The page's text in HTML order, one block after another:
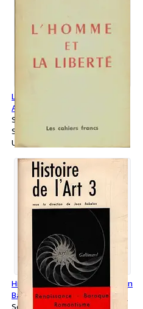
L'homme et la liberté - Ch.-
Aug. Bontemps
Softcover
Signed
Used
Histoire de l'art Tome III - Jean
Babelon
Softcover